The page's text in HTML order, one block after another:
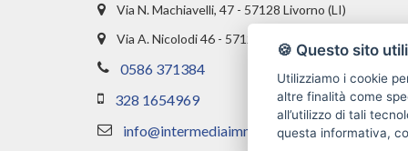
Via N. Machiavelli, 47 - 57128 Livorno (LI)
Via A. Nicolodi 46 - 57121 Livorno (LI)
0586 371384
328 1654969
info@intermediaimmobiliare.com
🍪 Questo sito
Utilizziamo i cookie
altre finalità come
all’utilizzo di tali
questa informativa,